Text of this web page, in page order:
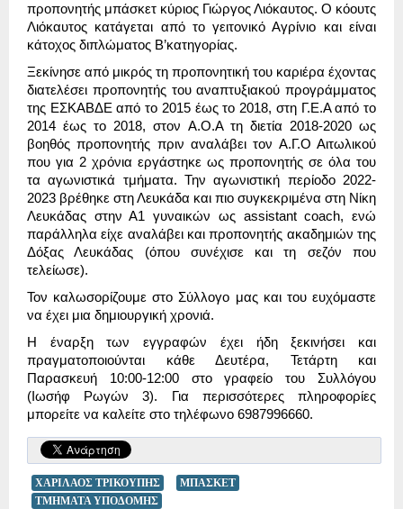
προπονητής μπάσκετ κύριος Γιώργος Λιόκαυτος. Ο κόουτς
Λιόκαυτος κατάγεται από το γειτονικό Αγρίνιο και είναι
κάτοχος διπλώματος Β’κατηγορίας.
Ξεκίνησε από μικρός τη προπονητική του καριέρα έχοντας
διατελέσει προπονητής του αναπτυξιακού προγράμματος
της ΕΣΚΑΒΔΕ από το 2015 έως το 2018, στη Γ.Ε.Α από το
2014 έως το 2018, στον Α.Ο.Α τη διετία 2018-2020 ως
βοηθός προπονητής πριν αναλάβει τον Α.Γ.Ο Αιτωλικού
που για 2 χρόνια εργάστηκε ως προπονητής σε όλα του
τα αγωνιστικά τμήματα. Την αγωνιστική περίοδο 2022-
2023 βρέθηκε στη Λευκάδα και πιο συγκεκριμένα στη Νίκη
Λευκάδας στην Α1 γυναικών ως assistant coach, ενώ
παράλληλα είχε αναλάβει και προπονητής ακαδημιών της
Δόξας Λευκάδας (όπου συνέχισε και τη σεζόν που
τελείωσε).
Τον καλωσορίζουμε στο Σύλλογο μας και του ευχόμαστε
να έχει μια δημιουργική χρονιά.
Η έναρξη των εγγραφών έχει ήδη ξεκινήσει και
πραγματοποιούνται κάθε Δευτέρα, Τετάρτη και
Παρασκευή 10:00-12:00 στο γραφείο του Συλλόγου
(Ιωσήφ Ρωγών 3). Για περισσότερες πληροφορίες
μπορείτε να καλείτε στο τηλέφωνο 6987996660.
ΧΑΡΙΛΑΟΣ ΤΡΙΚΟΥΠΗΣ
ΜΠΑΣΚΕΤ
ΤΜΗΜΑΤΑ ΥΠΟΔΟΜΗΣ